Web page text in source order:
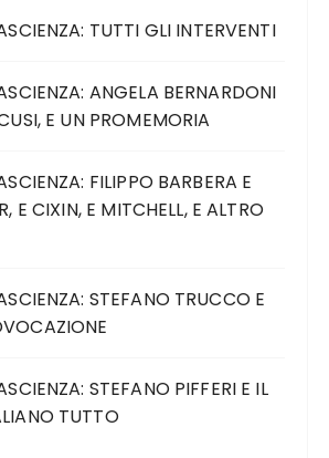
TUTTI GLI INTERVENTI
ANGELA BERNARDONI
E UN PROMEMORIA
FILIPPO BARBERA E
E CIXIN, E MITCHELL, E ALTRO
STEFANO TRUCCO E
STEFANO PIFFERI E IL
TUTTO